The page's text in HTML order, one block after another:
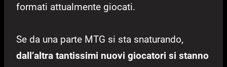
formati attualmente giocati.
Se da una parte MTG si sta snaturando,
dall’altra tantissimi nuovi giocatori si stanno